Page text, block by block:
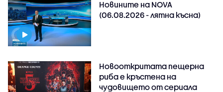
Новините на NOVA
(06.08.2026 - лятна късна)
Новооткритата пещерна
риба е кръстена на
чудовището от сериала